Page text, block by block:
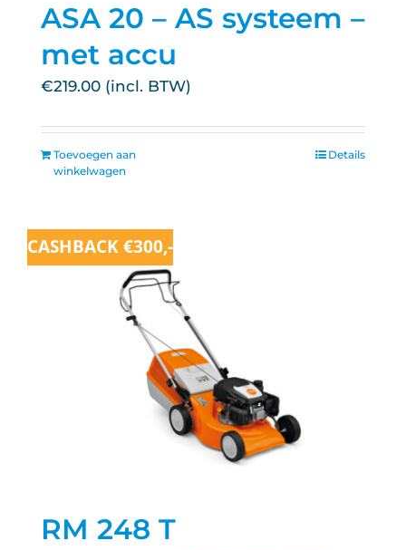
ASA 20 – AS systeem –
met accu
€219.00
Toevoegen aan
winkelwagen
Details
Aanbieding!
CASHBACK €300,-
RM 248 T